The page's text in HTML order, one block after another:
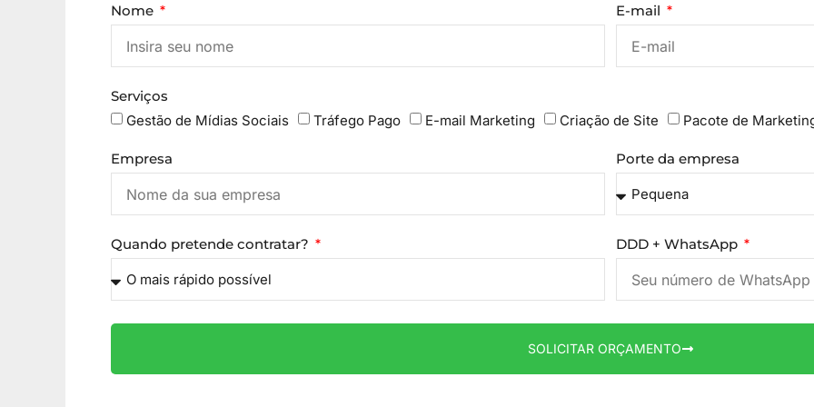
Nome E-mail
Serviços
Gestão de Mídias Sociais
Tráfego Pago E-mail Marketing Criação de Site Pacote de
Empresa Porte da empresa
Quando pretende contratar? DDD + WhatsApp
SOLICITAR ORÇAMENTO